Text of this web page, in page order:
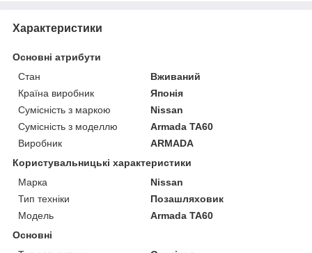
Характеристики
Основні атрибути
Стан
Вживаний
Країна виробник
Японія
Сумісність з маркою
Nissan
Сумісність з моделлю
Armada TA60
Виробник
ARMADA
Користувальницькі характеристики
Марка
Nissan
Тип техніки
Позашляховик
Модель
Armada TA60
Основні